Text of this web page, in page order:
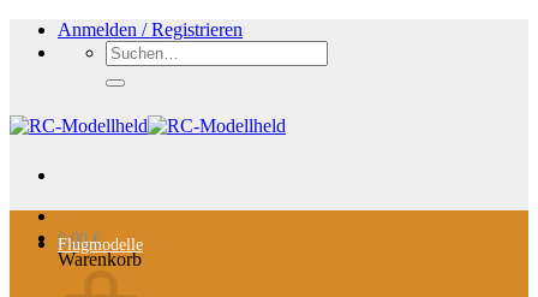
Zum
Inhalt
Anmelden / Registrieren
Suchen
nach:
0,00€
Warenkorb
Flugmodelle